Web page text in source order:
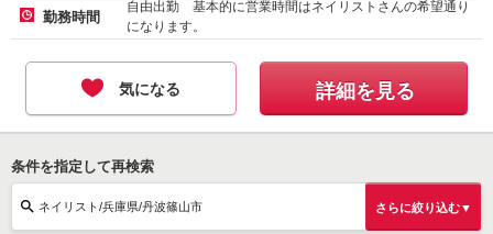
勤務時間
自由出勤 基本的に営業時間はネイリストさんの希望通り
になります。
気になる 詳細を見る
条件を指定して再検索
ネイリスト/兵庫県/丹波篠山市 さらに絞り込む▼